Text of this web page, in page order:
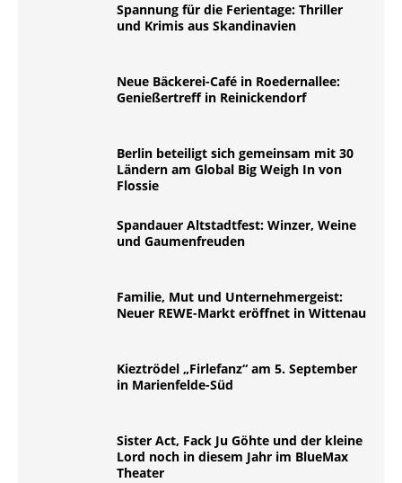
Spannung für die Ferientage: Thriller
und Krimis aus Skandinavien
Neue Bäckerei-Café in Roedernallee:
Genießertreff in Reinickendorf
Berlin beteiligt sich gemeinsam mit 30
Ländern am Global Big Weigh In von
Flossie
Spandauer Altstadtfest: Winzer, Weine
und Gaumenfreuden
Familie, Mut und Unternehmergeist:
Neuer REWE-Markt eröffnet in Wittenau
Kieztrödel „Firlefanz“ am 5. September
in Marienfelde-Süd
Sister Act, Fack Ju Göhte und der kleine
Lord noch in diesem Jahr im BlueMax
Theater